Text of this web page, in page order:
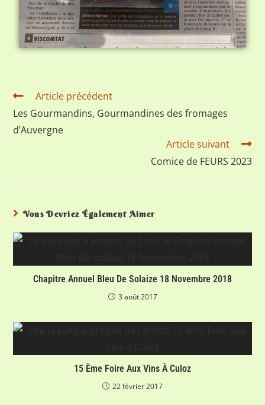
Article précédent
Les Gourmandins, Gourmandines des fromages
d’Auvergne
Article suivant
Comice de FEURS 2023
Vous Devriez Également Aimer
Chapitre Annuel Bleu De Solaize 18 Novembre 2018
3 août 2017
15 Ème Foire Aux Vins À Culoz
22 février 2017